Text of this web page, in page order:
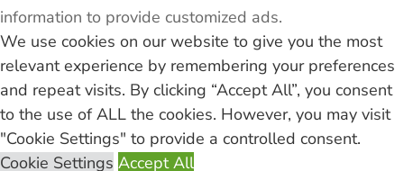
We use cookies on our website to give you the most
relevant experience by remembering your preferences
and repeat visits. By clicking “Accept All”, you consent
to the use of ALL the cookies. However, you may visit
"Cookie Settings" to provide a controlled consent.
Cookie Settings Accept All
information to provide customized ads.
Others
Others
Other uncategorized cookies are those that are being
analyzed and have not been classified into a category
as yet.
Enregistrer & appliquer